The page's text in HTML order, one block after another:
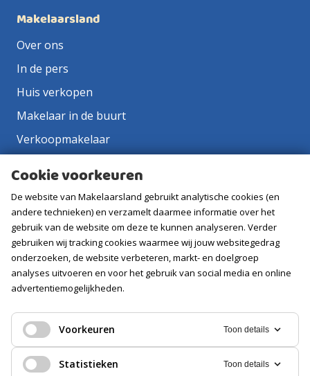
Makelaarsland
Over ons
In de pers
Huis verkopen
Makelaar in de buurt
Verkoopmakelaar
Vacatures
Volg ons
Cookie voorkeuren
De website van Makelaarsland gebruikt analytische cookies (en
andere technieken) en verzamelt daarmee informatie over het
gebruik van de website om deze te kunnen analyseren. Verder
gebruiken wij tracking cookies waarmee wij jouw websitegedrag
onderzoeken, de website verbeteren, markt- en doelgroep
analyses uitvoeren en voor het gebruik van social media en online
advertentiemogelijkheden.
Voorkeuren Toon details
Statistieken Toon details